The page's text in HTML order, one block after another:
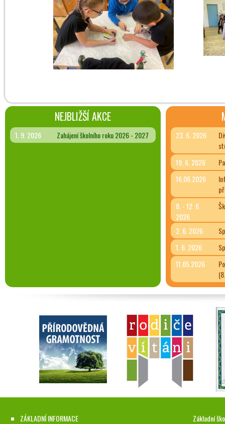
NEJBLIŽŠÍ AKCE
1. 9. 2026 Zahájení školního roku 2026 - 2027 23. 6. 2026
19. 6. 2026
16.06.2026
8. - 12. 6.
2026
2. 6. 2026
1. 6. 2026
11.05.2026
ZÁKLADNÍ INFORMACE
Základní